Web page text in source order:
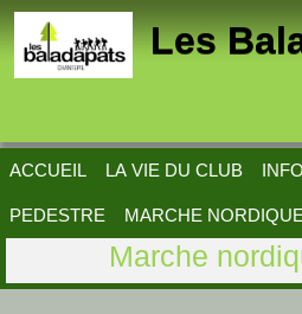
Les
ACCUEIL LA VIE DU CLUB
PEDESTRE MARCHE NORDIQUE
Marche
Panneau de gestion des cookies